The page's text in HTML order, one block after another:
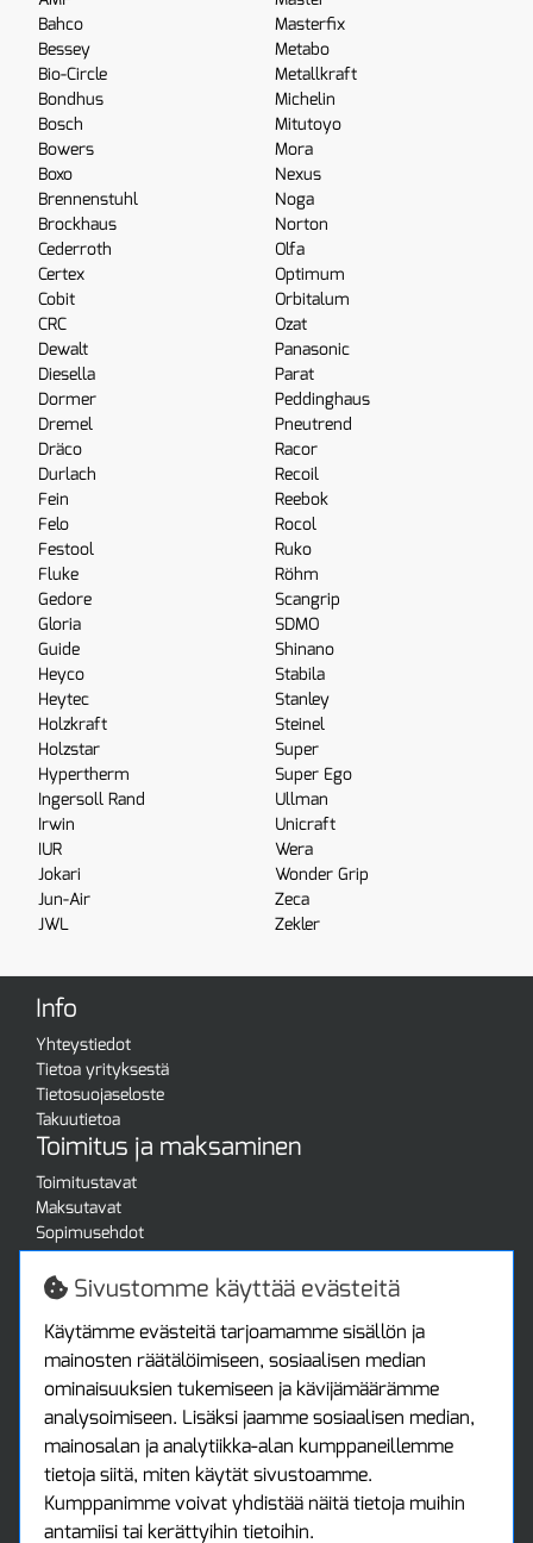
Bahco
Bessey
Bio-Circle
Bondhus
Bosch
Bowers
Boxo
Brennenstuhl
Brockhaus
Cederroth
Certex
Cobit
CRC
Dewalt
Diesella
Dormer
Dremel
Dräco
Durlach
Fein
Felo
Festool
Fluke
Gedore
Gloria
Guide
Heyco
Heytec
Holzkraft
Holzstar
Hypertherm
Ingersoll Rand
Irwin
IUR
Jokari
Jun-Air
JWL
Masterfix
Metabo
Metallkraft
Michelin
Mitutoyo
Mora
Nexus
Noga
Norton
Olfa
Optimum
Orbitalum
Ozat
Panasonic
Parat
Peddinghaus
Pneutrend
Racor
Recoil
Reebok
Rocol
Ruko
Röhm
Scangrip
SDMO
Shinano
Stabila
Stanley
Steinel
Super
Super Ego
Ullman
Unicraft
Wera
Wonder Grip
Zeca
Zekler
Info
Yhteystiedot
Tietoa yrityksestä
Tietosuojaseloste
Takuutietoa
Toimitus ja maksaminen
Toimitustavat
Maksutavat
Sopimusehdot
Turvallista ostamista
Jälleenmyyjille
Tax free / verovapaa myynti
Asiakastilini
Asiakastili
Luo tili
Kirjaudu sisään
Ota yhteyttä
Protools Oy
Tuottajankatu 13
Sivustomme käyttää evästeitä
Käytämme evästeitä tarjoamamme sisällön ja
mainosten räätälöimiseen, sosiaalisen median
ominaisuuksien tukemiseen ja kävijämäärämme
analysoimiseen. Lisäksi jaamme sosiaalisen median,
mainosalan ja analytiikka-alan kumppaneillemme
tietoja siitä, miten käytät sivustoamme.
Kumppanimme voivat yhdistää näitä tietoja muihin
antamiisi tai kerättyihin tietoihin.